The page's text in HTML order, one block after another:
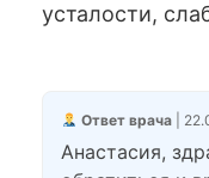
усталости,
Ответ врача|
Анастасия,